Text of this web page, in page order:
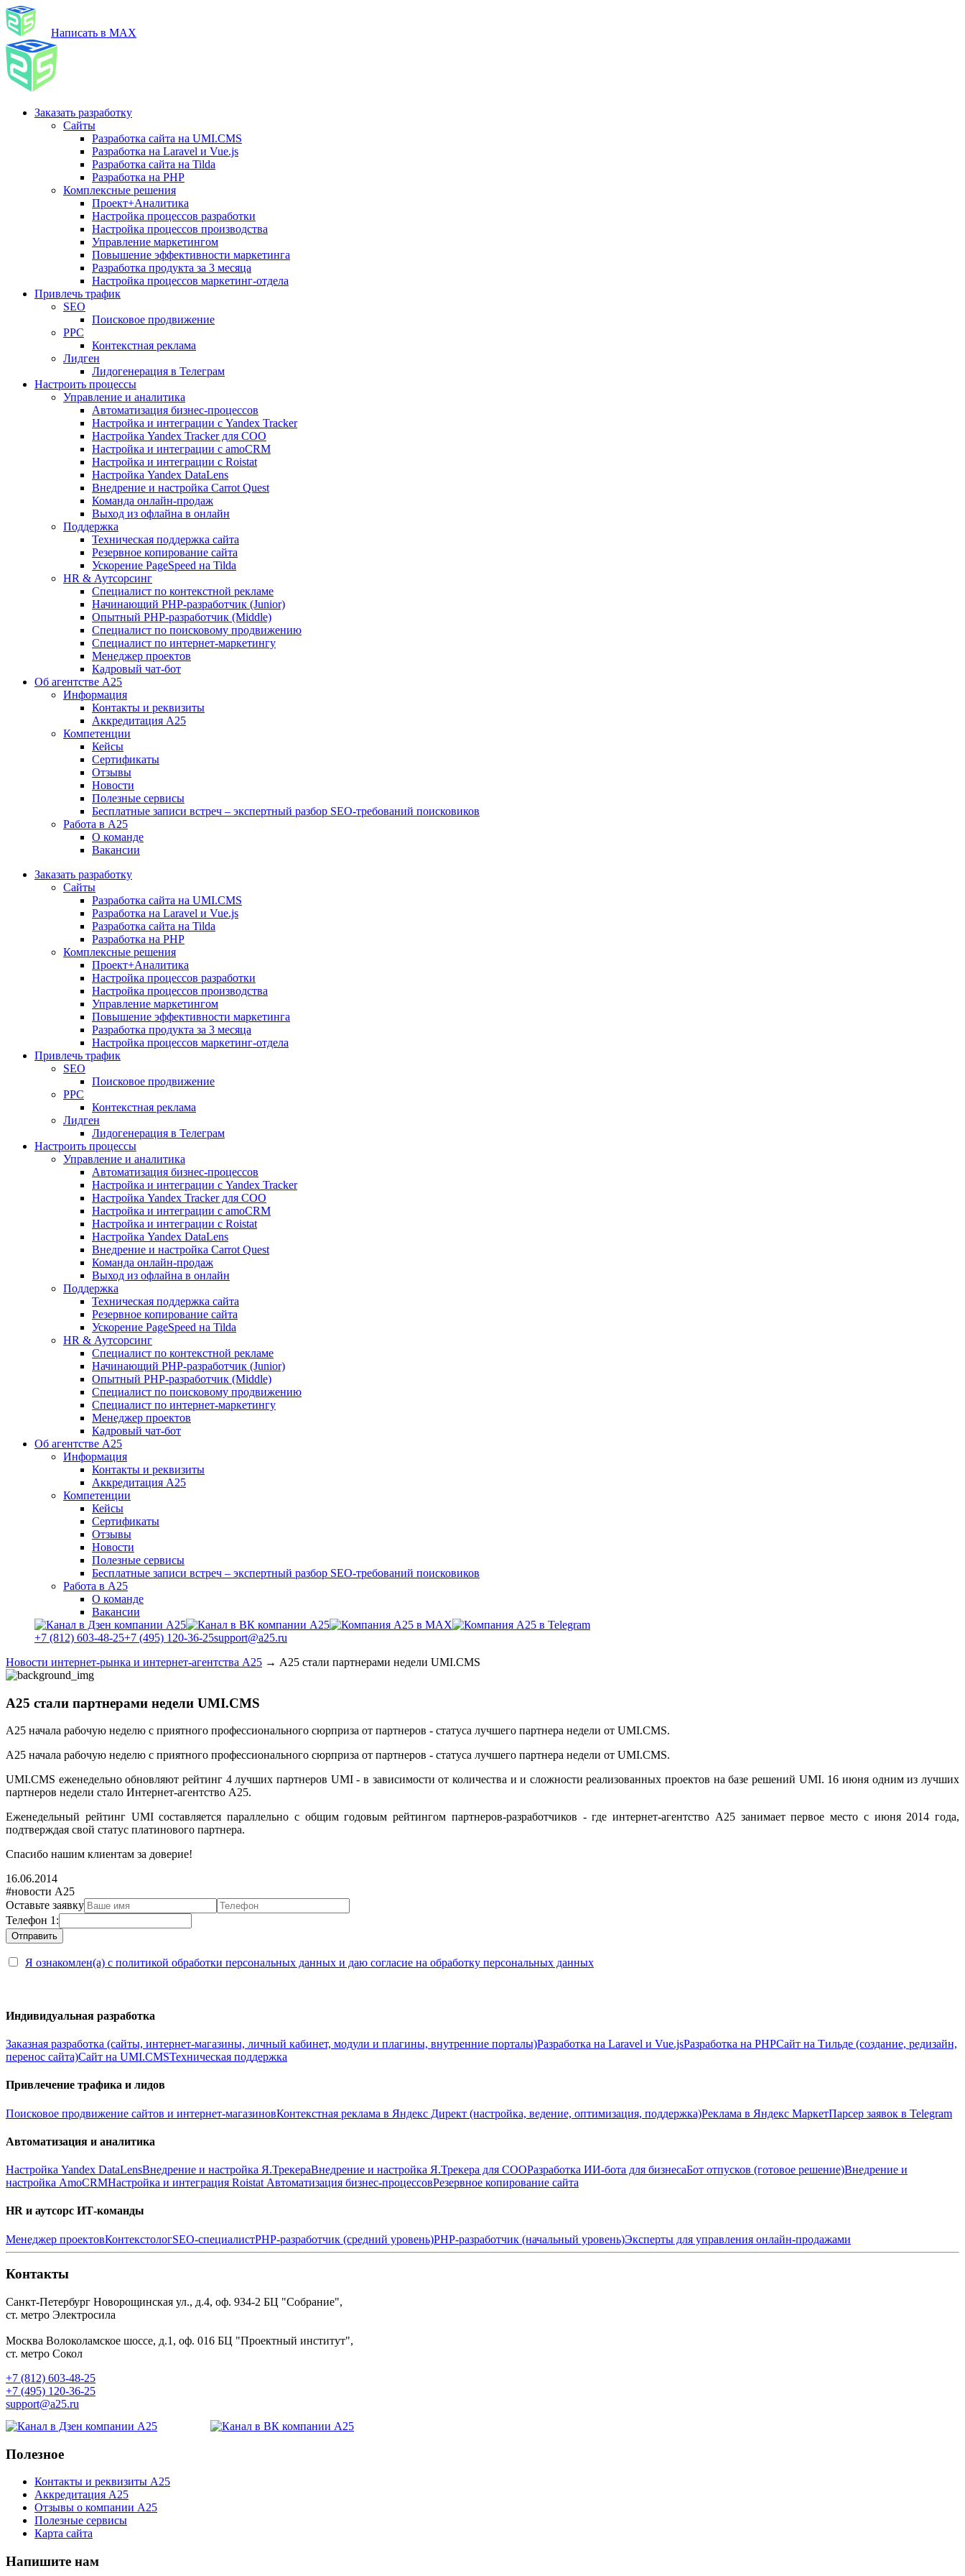
Написать в MAX
Заказать разработку
Сайты
Разработка сайта на UMI.CMS
Разработка на Laravel и Vue.js
Разработка сайта на Tilda
Разработка на PHP
Комплексные решения
Проект+Аналитика
Настройка процессов разработки
Настройка процессов производства
Управление маркетингом
Повышение эффективности маркетинга
Разработка продукта за 3 месяца
Настройка процессов маркетинг-отдела
Привлечь трафик
SEO
Поисковое продвижение
PPC
Контекстная реклама
Лидген
Лидогенерация в Телеграм
Настроить процессы
Управление и аналитика
Автоматизация бизнес-процессов
Настройка и интеграции с Yandex Tracker
Настройка Yandex Tracker для СОО
Настройка и интеграции с amoCRM
Настройка и интеграции с Roistat
Настройка Yandex DataLens
Внедрение и настройка Carrot Quest
Команда онлайн-продаж
Выход из офлайна в онлайн
Поддержка
Техническая поддержка сайта
Резервное копирование сайта
Ускорение PageSpeed на Tilda
HR & Аутсорсинг
Специалист по контекстной рекламе
Начинающий PHP-разработчик (Junior)
Опытный PHP-разработчик (Middle)
Специалист по поисковому продвижению
Специалист по интернет-маркетингу
Менеджер проектов
Кадровый чат-бот
Об агентстве А25
Информация
Контакты и реквизиты
Аккредитация А25
Компетенции
Кейсы
Сертификаты
Отзывы
Новости
Полезные сервисы
Бесплатные записи встреч – экспертный разбор SEO-требований поисковиков
Работа в А25
О команде
Вакансии
Заказать разработку
Сайты
Разработка сайта на UMI.CMS
Разработка на Laravel и Vue.js
Разработка сайта на Tilda
Разработка на PHP
Комплексные решения
Проект+Аналитика
Настройка процессов разработки
Настройка процессов производства
Управление маркетингом
Повышение эффективности маркетинга
Разработка продукта за 3 месяца
Настройка процессов маркетинг-отдела
Привлечь трафик
SEO
Поисковое продвижение
PPC
Контекстная реклама
Лидген
Лидогенерация в Телеграм
Настроить процессы
Управление и аналитика
Автоматизация бизнес-процессов
Настройка и интеграции с Yandex Tracker
Настройка Yandex Tracker для СОО
Настройка и интеграции с amoCRM
Настройка и интеграции с Roistat
Настройка Yandex DataLens
Внедрение и настройка Carrot Quest
Команда онлайн-продаж
Выход из офлайна в онлайн
Поддержка
Техническая поддержка сайта
Резервное копирование сайта
Ускорение PageSpeed на Tilda
HR & Аутсорсинг
Специалист по контекстной рекламе
Начинающий PHP-разработчик (Junior)
Опытный PHP-разработчик (Middle)
Специалист по поисковому продвижению
Специалист по интернет-маркетингу
Менеджер проектов
Кадровый чат-бот
Об агентстве А25
Информация
Контакты и реквизиты
Аккредитация А25
Компетенции
Кейсы
Сертификаты
Отзывы
Новости
Полезные сервисы
Бесплатные записи встреч – экспертный разбор SEO-требований поисковиков
Работа в А25
О команде
Вакансии
+7 (812) 603-48-25+7 (495) 120-36-25support@a25.ru
Новости интернет-рынка и интернет-агентства А25 → А25 стали партнерами недели UMI.CMS
А25 стали партнерами недели UMI.CMS
А25 начала рабочую неделю с приятного профессионального сюрприза от партнеров - статуса лучшего партнера недели от UMI.CMS.
А25 начала рабочую неделю с приятного профессионального сюрприза от партнеров - статуса лучшего партнера недели от UMI.CMS.
UMI.CMS еженедельно обновляют рейтинг 4 лучших партнеров UMI - в зависимости от количества и и сложности реализованных проектов на базе решений UMI. 16 июня одним из лучших
партнеров недели стало Интернет-агентство А25.
Еженедельный рейтинг UMI составляется параллельно с общим годовым рейтингом партнеров-разработчиков - где интернет-агентство А25 занимает первое место с июня 2014 года,
подтверждая свой статус платинового партнера.
Спасибо нашим клиентам за доверие!
16.06.2014
#новости А25
Оставьте заявку
Телефон 1:
Я ознакомлен(а) с политикой обработки персональных данных и даю согласие на обработку персональных данных
Индивидуальная разработка
Заказная разработка (сайты, интернет-магазины, личный кабинет, модули и плагины, внутренние порталы)Разработка на Laravel и Vue.jsРазработка на PHPСайт на Тильде (создание, редизайн,
перенос сайта)Сайт на UMI.CMSТехническая поддержка
Привлечение трафика и лидов
Поисковое продвижение сайтов и интернет-магазиновКонтекстная реклама в Яндекс Директ (настройка, ведение, оптимизация, поддержка)Реклама в Яндекс МаркетПарсер заявок в Telegram
Автоматизация и аналитика
Настройка Yandex DataLensВнедрение и настройка Я.ТрекераВнедрение и настройка Я.Трекера для СООРазработка ИИ-бота для бизнесаБот отпусков (готовое решение)Внедрение и
настройка AmoCRMНастройка и интеграция Roistat Автоматизация бизнес-процессовРезервное копирование сайта
HR и аутсорс ИТ-команды
Менеджер проектовКонтекстологSEO-специалистPHP-разработчик (средний уровень)PHP-разработчик (начальный уровень)Эксперты для управления онлайн-продажами
Контакты
Санкт-Петербург Новорощинская ул., д.4, оф. 934-2 БЦ "Собрание",
ст. метро Электросила
Москва Волоколамское шоссе, д.1, оф. 016 БЦ "Проектный институт",
ст. метро Сокол
+7 (812) 603-48-25
+7 (495) 120-36-25
support@a25.ru
Полезное
Контакты и реквизиты А25
Аккредитация А25
Отзывы о компании А25
Полезные сервисы
Карта сайта
Напишите нам